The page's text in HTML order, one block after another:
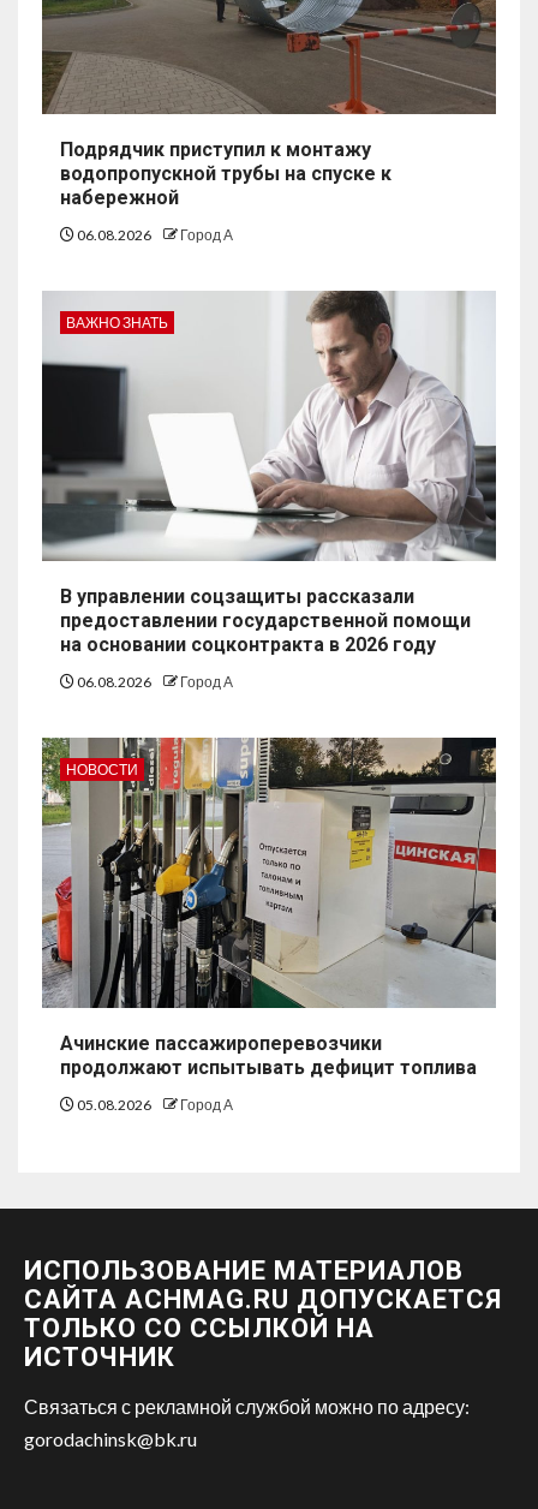
Подрядчик приступил к монтажу
водопропускной трубы на спуске к
набережной
06.08.2026 Город А
ВАЖНО ЗНАТЬ
В управлении соцзащиты рассказали
предоставлении государственной помощи
на основании соцконтракта в 2026 году
06.08.2026 Город А
НОВОСТИ
Ачинские пассажироперевозчики
продолжают испытывать дефицит топлива
05.08.2026 Город А
ИСПОЛЬЗОВАНИЕ МАТЕРИАЛОВ
САЙТА ACHMAG.RU ДОПУСКАЕТСЯ
ТОЛЬКО СО ССЫЛКОЙ НА
ИСТОЧНИК
Связаться с рекламной службой можно по адресу:
gorodachinsk@bk.ru